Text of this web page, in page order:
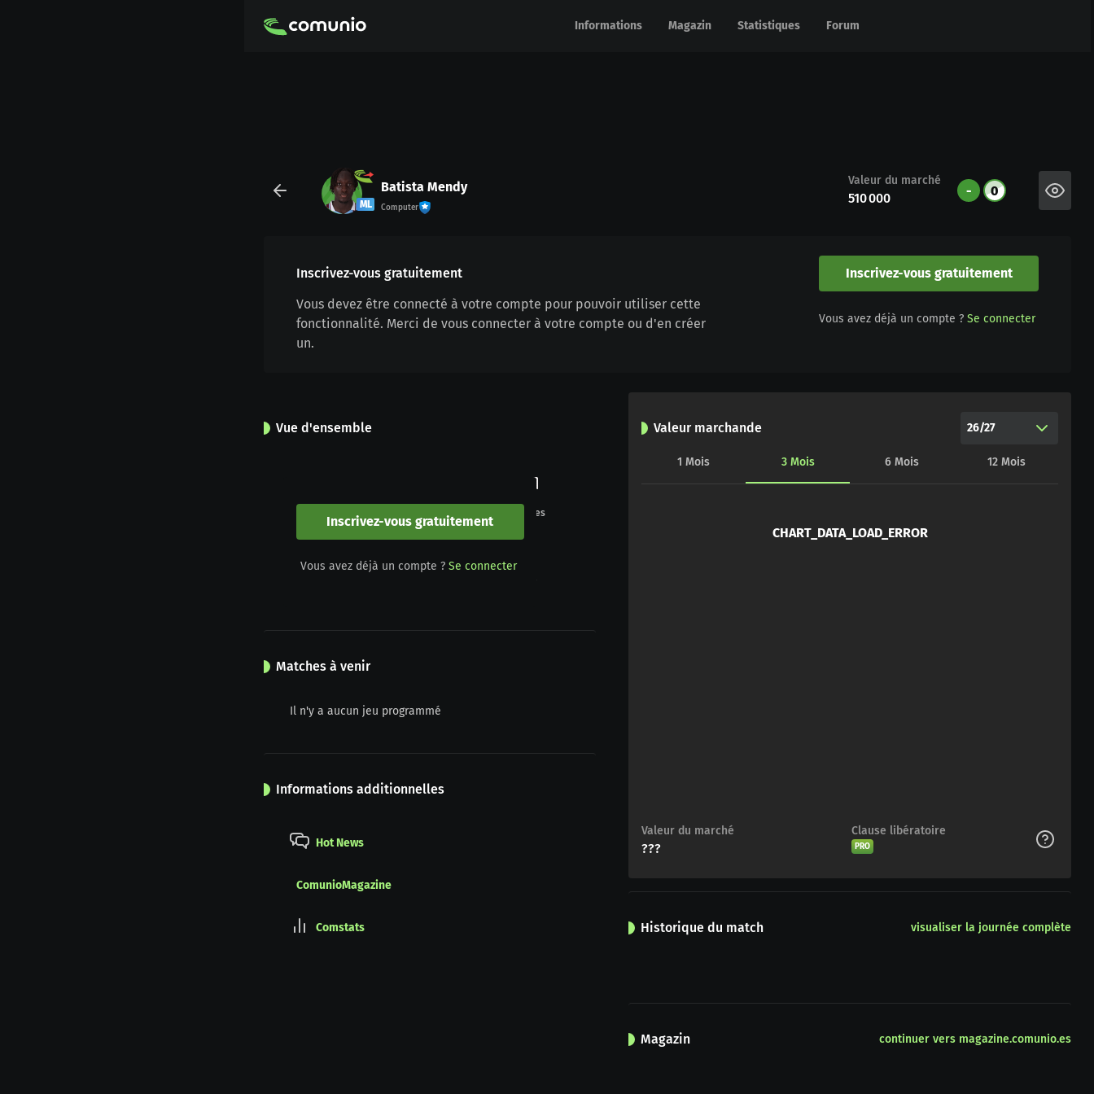
Informations Magazin Statistiques Forum
Informations Magazin Statistiques Forum
ML
Batista Mendy
Computer
Valeur du marché
510 000 - 0
Inscrivez-vous gratuitement
Vous devez être connecté à votre compte pour pouvoir utiliser cette
fonctionnalité. Merci de vous connecter à votre compte ou d'en créer
un.
Inscrivez-vous gratuitement
Vous avez déjà un compte ? Se connecter
Vue d'ensemble
Apparitions Penalties
Matches à venir
Il n'y a aucun jeu programmé
Informations additionnelles
Hot News
ComunioMagazine
Comstats
Valeur marchande 26/27
1 Mois 3 Mois 6 Mois 12 Mois
CHART_DATA_LOAD_ERROR
Valeur du marché
???
Clause libératoire
PRO
Historique du match visualiser la journée complète
Inscrivez-vous gratuitement
Vous avez déjà un compte ? Se connecter
Magazin continuer vers magazine.comunio.es